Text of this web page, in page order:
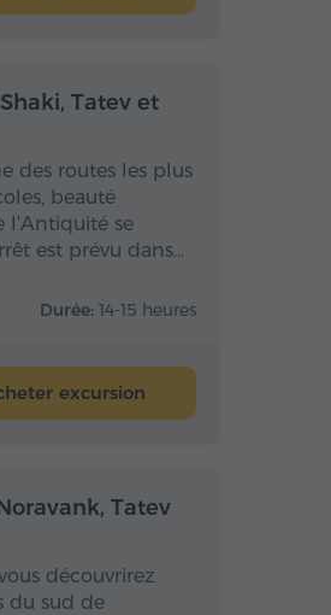
Toute la journée
Tatev et
des routes les plus
beauté
l'Antiquité se
est prévu dans…
Durée: 14-15 heures
excursion
Toute la journée
Tatev
découvrirez
du sud de